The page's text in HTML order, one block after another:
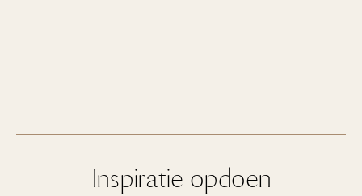
Inspiratie opdoen